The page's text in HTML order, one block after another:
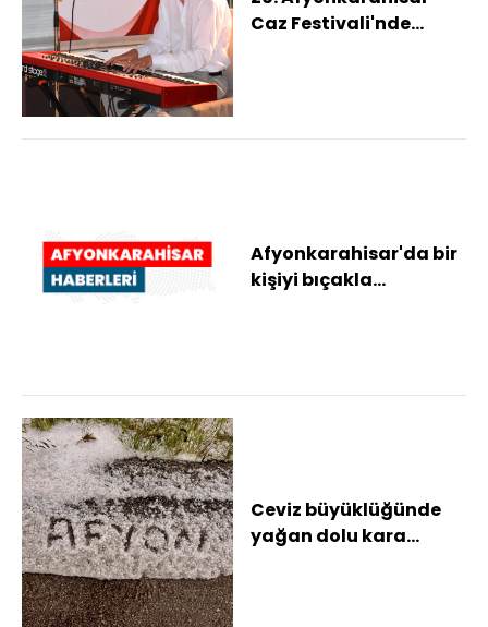
Caz Festivali'nde
Afyonkarahisar'da bir
kişiyi bıçakla
Ceviz büyüklüğünde
yağan dolu kara